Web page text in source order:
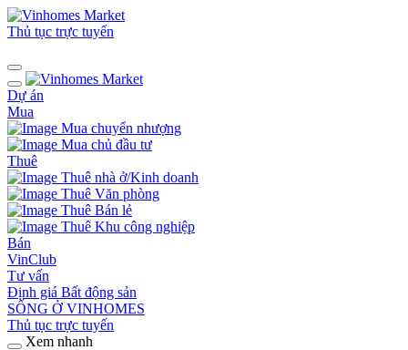
Thủ tục trực tuyến
Dự án
Mua
Mua chuyển nhượng
Mua chủ đầu tư
Thuê
Thuê nhà ở/Kinh doanh
Thuê Văn phòng
Thuê Bán lẻ
Thuê Khu công nghiệp
Bán
VinClub
Tư vấn
Định giá Bất động sản
SỐNG Ở VINHOMES
Thủ tục trực tuyến
Xem nhanh